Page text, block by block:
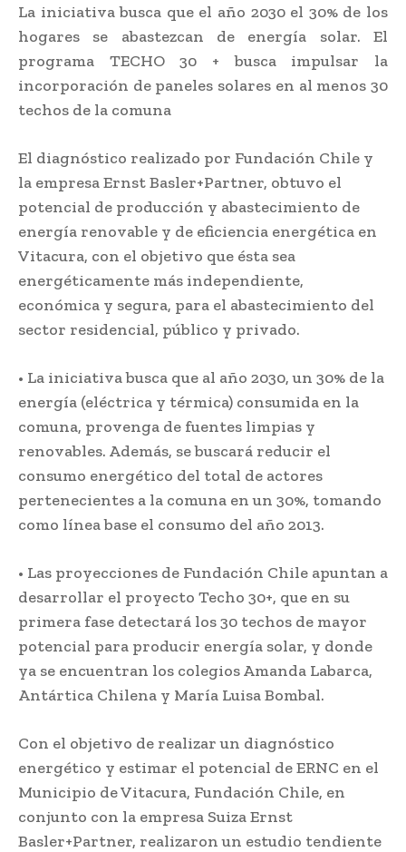
La iniciativa busca que el año 2030 el 30% de los
hogares se abastezcan de energía solar. El
programa TECHO 30 + busca impulsar la
incorporación de paneles solares en al menos 30
techos de la comuna
El diagnóstico realizado por Fundación Chile y
la empresa Ernst Basler+Partner, obtuvo el
potencial de producción y abastecimiento de
energía renovable y de eficiencia energética en
Vitacura, con el objetivo que ésta sea
energéticamente más independiente,
económica y segura, para el abastecimiento del
sector residencial, público y privado.
• La iniciativa busca que al año 2030, un 30% de la
energía (eléctrica y térmica) consumida en la
comuna, provenga de fuentes limpias y
renovables. Además, se buscará reducir el
consumo energético del total de actores
pertenecientes a la comuna en un 30%, tomando
como línea base el consumo del año 2013.
• Las proyecciones de Fundación Chile apuntan a
desarrollar el proyecto Techo 30+, que en su
primera fase detectará los 30 techos de mayor
potencial para producir energía solar, y donde
ya se encuentran los colegios Amanda Labarca,
Antártica Chilena y María Luisa Bombal.
Con el objetivo de realizar un diagnóstico
energético y estimar el potencial de ERNC en el
Municipio de Vitacura, Fundación Chile, en
conjunto con la empresa Suiza Ernst
Basler+Partner, realizaron un estudio tendiente